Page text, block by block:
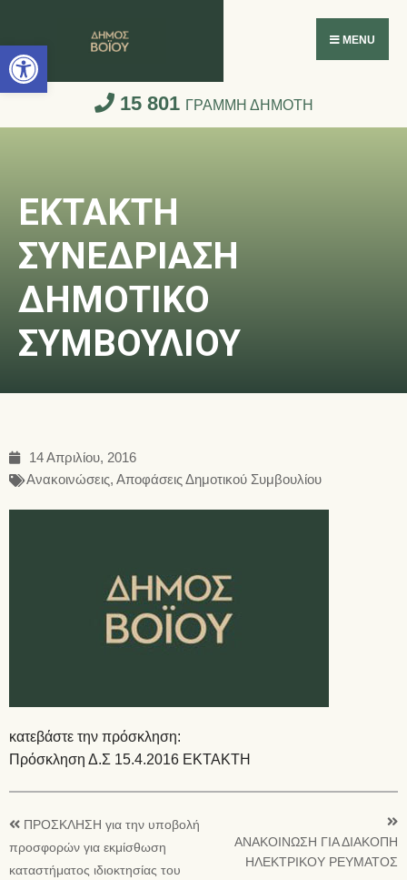
Ανοίξτε τη γραμμή εργαλείων
MENU
15 801 ΓΡΑΜΜΗ ΔΗΜΟΤΗ
ΕΚΤΑΚΤΗ
ΣΥΝΕΔΡΙΑΣΗ
ΔΗΜΟΤΙΚΟ
ΣΥΜΒΟΥΛΙΟΥ
14 Απριλίου, 2016
Ανακοινώσεις,Αποφάσεις Δημοτικού Συμβουλίου
κατεβάστε την πρόσκληση:
Πρόσκληση Δ.Σ 15.4.2016 ΕΚΤΑΚΤΗ
ΠΡΟΣΚΛΗΣΗ για την υποβολή
προσφορών για εκμίσθωση
καταστήματος ιδιοκτησίας του
ΑΝΑΚΟΙΝΩΣΗ ΓΙΑ ΔΙΑΚΟΠΗ
ΗΛΕΚΤΡΙΚΟΥ ΡΕΥΜΑΤΟΣ